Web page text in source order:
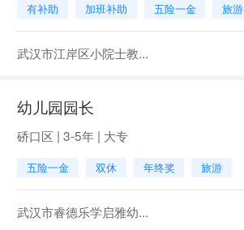
有补助 加班补助 五险一金 旅游
武汉市江岸区小院士教...
幼儿园园长
硚口区 | 3-5年 | 大专
五险一金 双休 年终奖 旅游
武汉市睿德乐学启雅幼...